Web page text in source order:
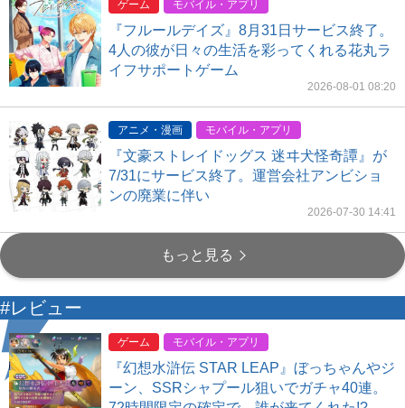
ゲーム モバイル・アプリ
『フルールデイズ』8月31日サービス終了。
4人の彼が日々の生活を彩ってくれる花丸ラ
イフサポートゲーム
2026-08-01 08:20
アニメ・漫画 モバイル・アプリ
『文豪ストレイドッグス 迷ヰ犬怪奇譚』が
7/31にサービス終了。運営会社アンビショ
ンの廃業に伴い
2026-07-30 14:41
もっと見る
#レビュー
ゲーム モバイル・アプリ
『幻想水滸伝 STAR LEAP』ぼっちゃんやジ
ーン、SSRシャプール狙いでガチャ40連。